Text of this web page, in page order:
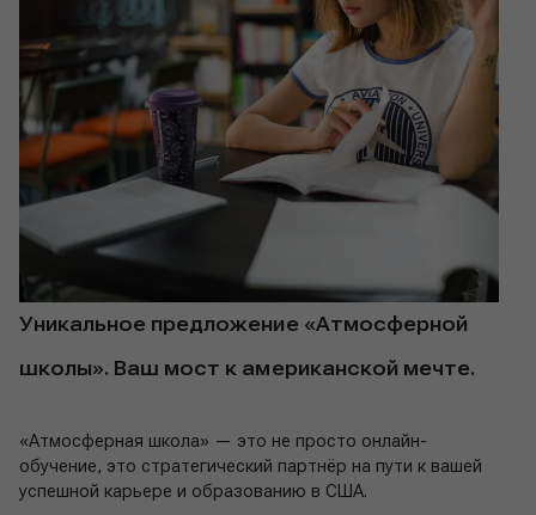
Уникальное предложение «Атмосферной
школы». Ваш мост к американской мечте.
«Атмосферная школа» — это не просто онлайн-
обучение, это стратегический партнёр на пути к вашей
успешной карьере и образованию в США.